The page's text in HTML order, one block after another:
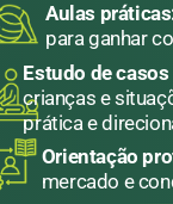
Aulas
para ganhar
Estudo de casos
crianças e
prática e
Orientação
mercado e